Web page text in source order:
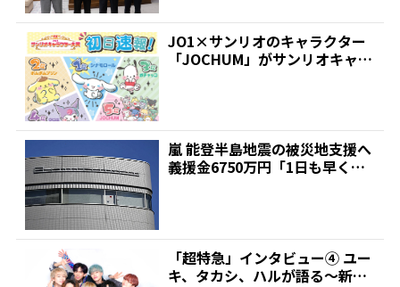
JO1×サンリオのキャラクター
「JOCHUM」がサンリオキャラ
嵐 能登半島地震の被災地支援へ
義援金6750万円「1日も早く元
「超特急」インタビュー④ ユー
キ、タカシ、ハルが語る～新ア